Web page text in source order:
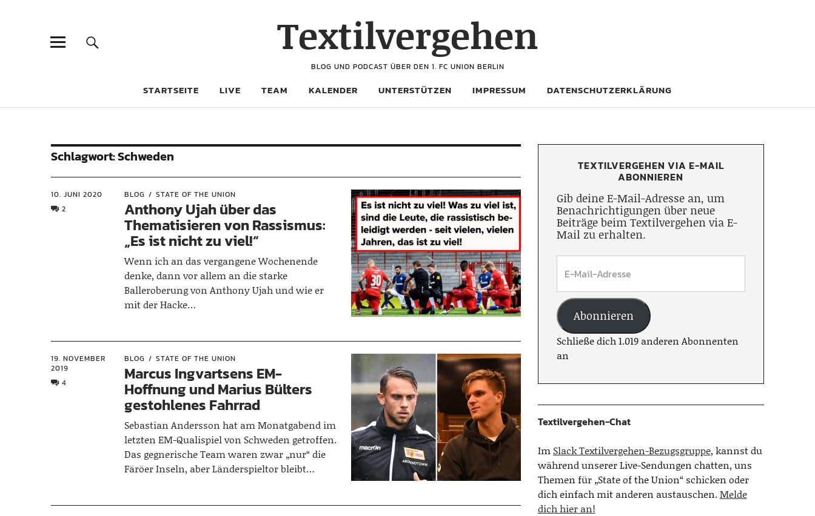
Textilvergehen
BLOG UND PODCAST ÜBER DEN 1. FC UNION BERLIN
STARTSEITE LIVE TEAM KALENDER UNTERSTÜTZEN IMPRESSUM DATENSCHUTZERKLÄRUNG
Schlagwort:Schweden
10. JUNI 2020
2
BLOG STATE OF THE UNION
Anthony Ujah über das
Thematisieren von Rassismus:
„Es ist nicht zu viel!“
Wenn ich an das vergangene Wochenende
denke, dann vor allem an die starke
Balleroberung von Anthony Ujah und wie er
mit der Hacke…
19. NOVEMBER
2019
4
BLOG STATE OF THE UNION
Marcus Ingvartsens EM-
Hoffnung und Marius Bülters
gestohlenes Fahrrad
Sebastian Andersson hat am Monatgabend im
letzten EM-Qualispiel von Schweden getroffen.
Das gegnerische Team waren zwar „nur“ die
Färöer Inseln, aber Länderspieltor bleibt…
TEXTILVERGEHEN VIA E-MAIL
ABONNIEREN
Gib deine E-Mail-Adresse an, um
Benachrichtigungen über neue
Beiträge beim Textilvergehen via E-
Mail zu erhalten.
Abonnieren
Schließe dich 1.019 anderen Abonnenten
an
Textilvergehen-Chat
Im Slack Textilvergehen-Bezugsgruppe, kannst du
während unserer Live-Sendungen chatten, uns
Themen für „State of the Union“ schicken oder
dich einfach mit anderen austauschen.Melde
dich hier an!